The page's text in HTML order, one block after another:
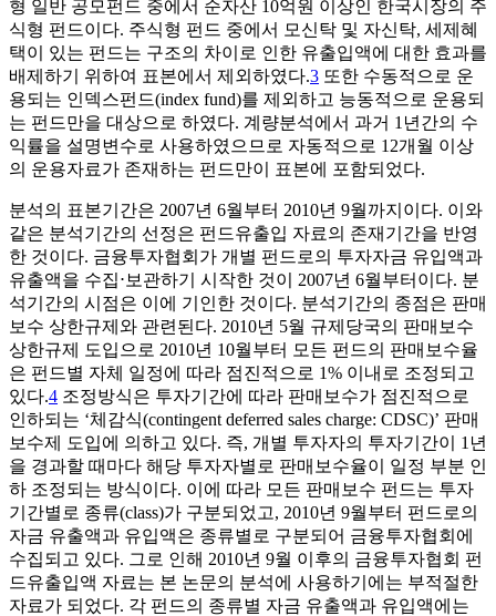
형 일반 공모펀드 중에서 순자산 10억원 이상인 한국시장의 주
식형 펀드이다. 주식형 펀드 중에서 모신탁 및 자신탁, 세제혜
택이 있는 펀드는 구조의 차이로 인한 유출입액에 대한 효과를
배제하기 위하여 표본에서 제외하였다.3 또한 수동적으로 운
용되는 인덱스펀드(index fund)를 제외하고 능동적으로 운용되
는 펀드만을 대상으로 하였다. 계량분석에서 과거 1년간의 수
익률을 설명변수로 사용하였으므로 자동적으로 12개월 이상
의 운용자료가 존재하는 펀드만이 표본에 포함되었다.
분석의 표본기간은 2007년 6월부터 2010년 9월까지이다. 이와
같은 분석기간의 선정은 펀드유출입 자료의 존재기간을 반영
한 것이다. 금융투자협회가 개별 펀드로의 투자자금 유입액과
유출액을 수집⋅보관하기 시작한 것이 2007년 6월부터이다. 분
석기간의 시점은 이에 기인한 것이다. 분석기간의 종점은 판매
보수 상한규제와 관련된다. 2010년 5월 규제당국의 판매보수
상한규제 도입으로 2010년 10월부터 모든 펀드의 판매보수율
은 펀드별 자체 일정에 따라 점진적으로 1% 이내로 조정되고
있다.4 조정방식은 투자기간에 따라 판매보수가 점진적으로
인하되는 ‘체감식(contingent deferred sales charge: CDSC)’ 판매
보수제 도입에 의하고 있다. 즉, 개별 투자자의 투자기간이 1년
을 경과할 때마다 해당 투자자별로 판매보수율이 일정 부분 인
하 조정되는 방식이다. 이에 따라 모든 판매보수 펀드는 투자
기간별로 종류(class)가 구분되었고, 2010년 9월부터 펀드로의
자금 유출액과 유입액은 종류별로 구분되어 금융투자협회에
수집되고 있다. 그로 인해 2010년 9월 이후의 금융투자협회 펀
드유출입액 자료는 본 논문의 분석에 사용하기에는 부적절한
자료가 되었다. 각 펀드의 종류별 자금 유출액과 유입액에는